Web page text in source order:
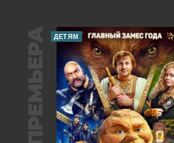
ПРЕМЬЕРА ДЕТЯМ